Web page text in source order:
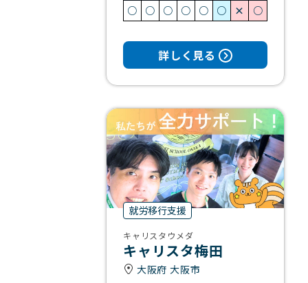
詳しく見る
○ ○ ○ ○ ○ ○ × ○
就労移行支援
キャリスタウメダ
キャリスタ梅田
大阪府 大阪市